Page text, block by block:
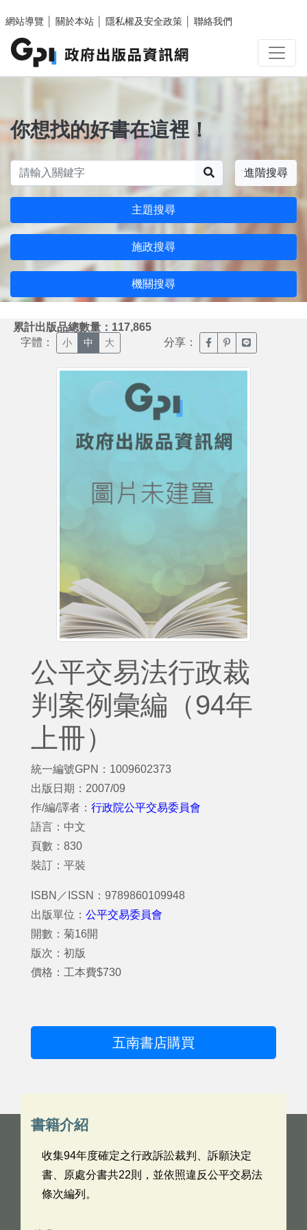
網站導覽
關於本站 隱私權及安全政策 聯絡我們
你想找的好書在這裡！
進階搜尋
主題搜尋
施政搜尋
機關搜尋
累計出版品總數量：117,865
字體： 小 中 大 分享： 臉書分享(另開新視窗)
噗浪分享(另開新
Line分享(另
公平交易法行政裁
判案例彙編（94年
上冊）
統一編號GPN：1009602373
出版日期：2007/09
作/編/譯者： 行政院公平交易委員會
語言：中文
頁數：830
裝訂：平裝
ISBN／ISSN：9789860109948
出版單位： 公平交易委員會
開數：菊16開
版次：初版
價格：工本費$730
五南書店購買
書籍介紹
收集94年度確定之行政訴訟裁判、訴願決定
書、原處分書共22則，並依照違反公平交易法
條次編列。